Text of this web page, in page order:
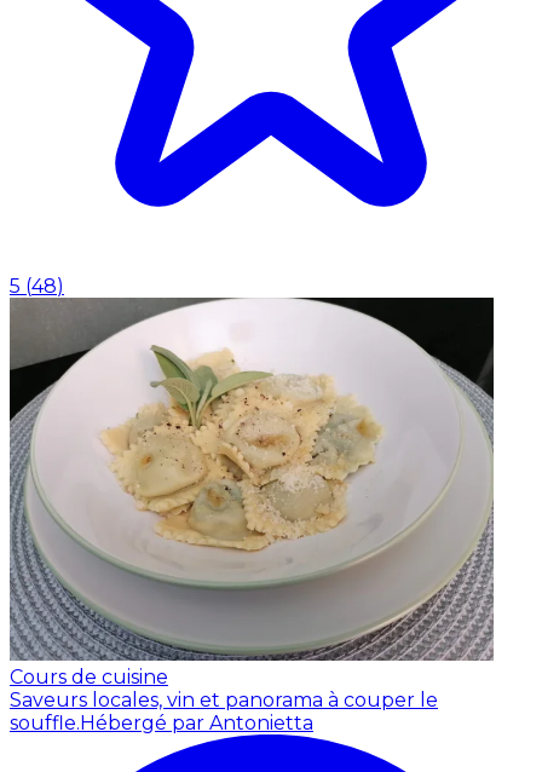
5 (48)
Cours de cuisine
Saveurs locales, vin et panorama à couper le
souffle. Hébergé par Antonietta